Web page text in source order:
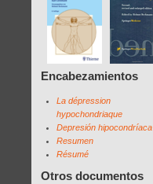
Encabezamientos
La dépression
hypochondriaque
Depresión hipocondríaca
Resumen
Résumé
Otros documentos